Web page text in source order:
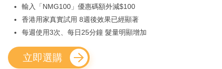
輸入「NMG100」優惠碼額外減$100
香港用家真實試用 8週後效果已經顯著
每週使用3次、每日25分鐘 髮量明顯增加
立即選購